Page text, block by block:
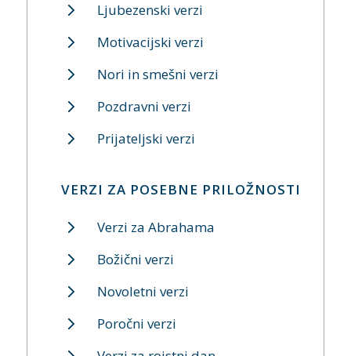
Ljubezenski verzi
Motivacijski verzi
Nori in smešni verzi
Pozdravni verzi
Prijateljski verzi
VERZI ZA POSEBNE PRILOŽNOSTI
Verzi za Abrahama
Božični verzi
Novoletni verzi
Poročni verzi